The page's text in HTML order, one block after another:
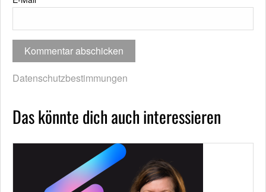
Datenschutzbestimmungen
Das könnte dich auch interessieren